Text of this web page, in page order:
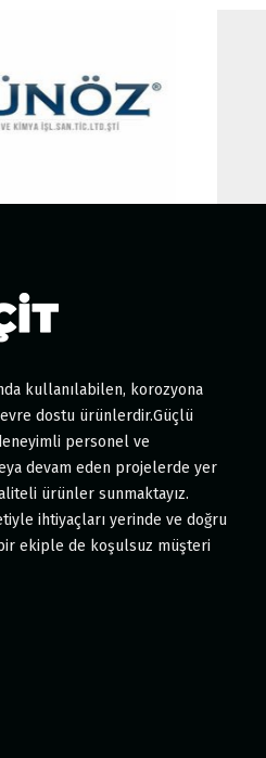
kullanılabilen, korozyona
dostu ürünlerdir.Güçlü
personel ve
devam eden projelerde yer
ürünler sunmaktayız.
ihtiyaçları yerinde ve doğru
ekiple de koşulsuz müşteri